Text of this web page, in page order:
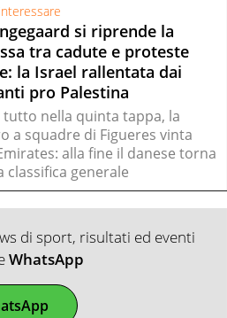
si riprende la
tra cadute e proteste
la Israel rallentata dai
pro Palestina
tutto nella quinta tappa, la
a squadre di Figueres vinta
alla fine il danese torna
classifica generale
di sport, risultati ed eventi
WhatsApp